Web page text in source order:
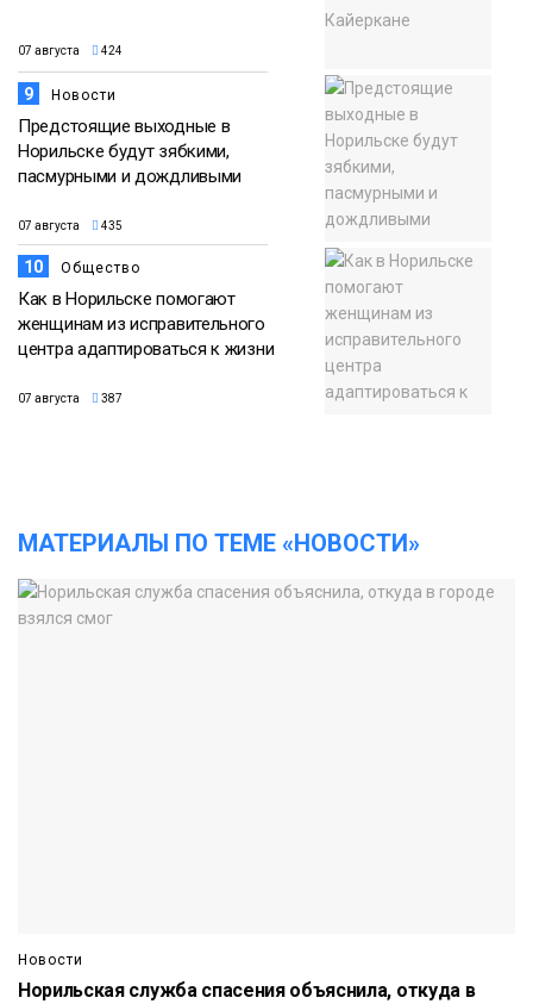
07 августа 424
9 Новости
Предстоящие выходные в
Норильске будут зябкими,
пасмурными и дождливыми
07 августа 435
10 Общество
Как в Норильске помогают
женщинам из исправительного
центра адаптироваться к жизни
07 августа 387
МАТЕРИАЛЫ ПО ТЕМЕ «НОВОСТИ»
Новости
Норильская служба спасения объяснила, откуда в